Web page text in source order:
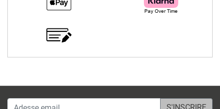
Adesse email